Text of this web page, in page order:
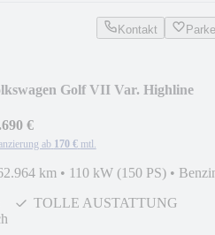
Kontakt
Golf VII Var. Highline
€
ab 170 € mtl.
km • 110 kW (150 PS) •
TOLLE AUSTATTUNG